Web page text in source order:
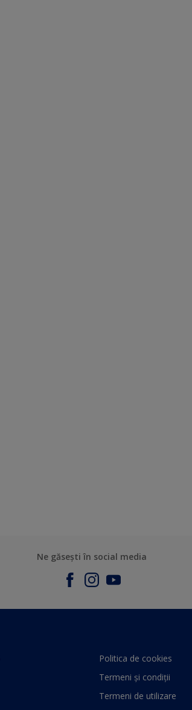
Ne găsești în social media
Politica de cookies
Termeni și condiții
Termeni de utilizare